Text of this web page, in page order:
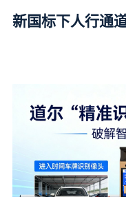
新国标下人行通